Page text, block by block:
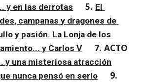
y en las derrotas
5. El
campanas y dragones de
y pasión. La Lonja de los
y Carlos V
7. ACTO
y una misteriosa atracción
nunca pensó en serlo